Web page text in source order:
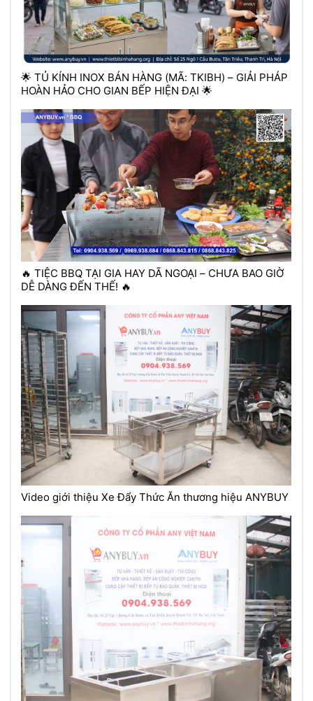
🌟 TỦ KÍNH INOX BÁN HÀNG (MÃ: TKIBH) – GIẢI PHÁP
HOÀN HẢO CHO GIAN BẾP HIỆN ĐẠI 🌟
🔥 TIỆC BBQ TẠI GIA HAY DÃ NGOẠI – CHƯA BAO GIỜ
DỄ DÀNG ĐẾN THẾ! 🔥
Video giới thiệu Xe Đẩy Thức Ăn thương hiệu ANYBUY